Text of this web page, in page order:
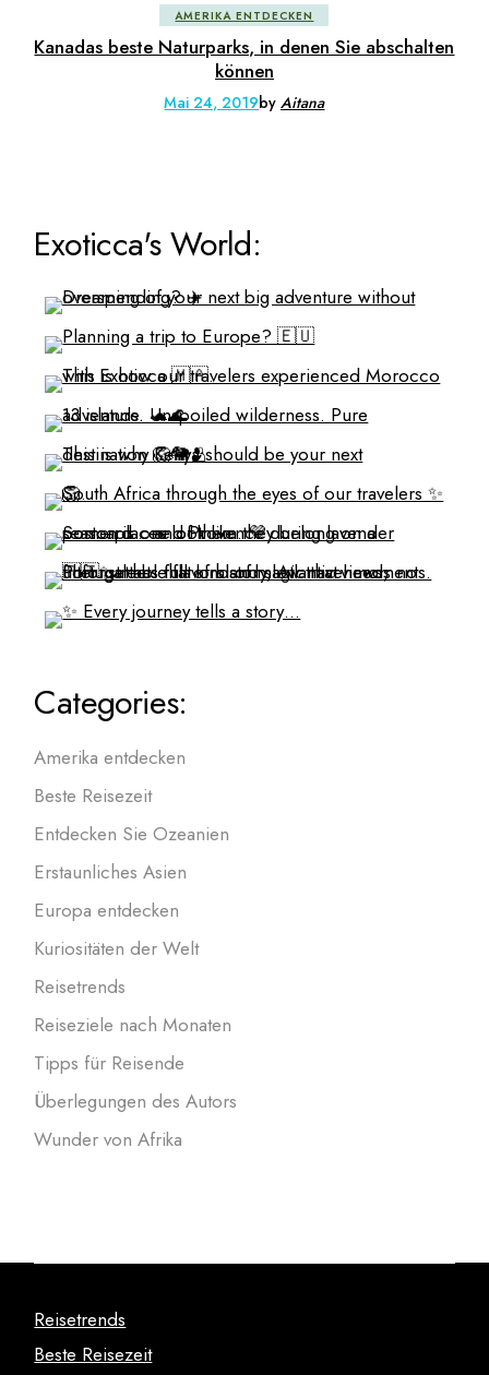
AMERIKA ENTDECKEN
Kanadas beste Naturparks, in denen Sie abschalten
können
Mai 24, 2019byAitana
Exoticca's World:
Categories:
Amerika entdecken
Beste Reisezeit
Entdecken Sie Ozeanien
Erstaunliches Asien
Europa entdecken
Kuriositäten der Welt
Reisetrends
Reiseziele nach Monaten
Tipps für Reisende
Überlegungen des Autors
Wunder von Afrika
Reisetrends
Beste Reisezeit